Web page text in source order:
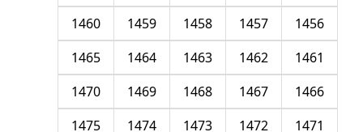
1456
1457
1458
1459
1460
1461
1462
1463
1464
1465
1466
1467
1468
1469
1470
1471
1472
1473
1474
1475